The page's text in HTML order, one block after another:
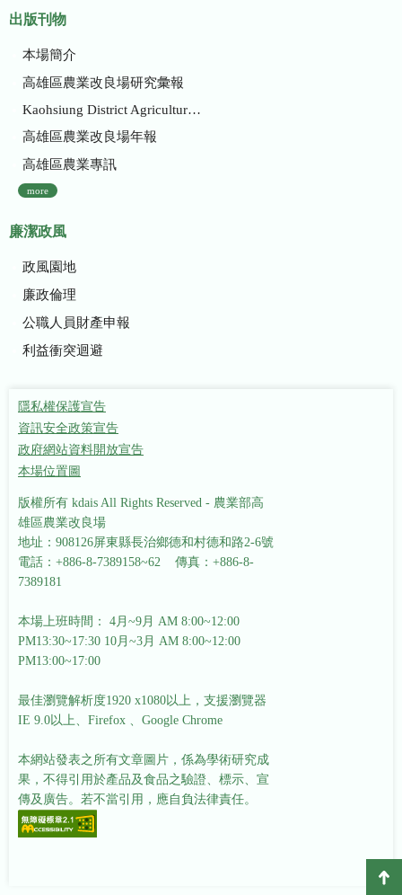
出版刊物
本場簡介
高雄區農業改良場研究彙報
Kaohsiung District Agricultural Research and Extension Station
高雄區農業改良場年報
高雄區農業專訊
more
廉潔政風
政風園地
廉政倫理
公職人員財產申報
利益衝突迴避
隱私權保護宣告
資訊安全政策宣告
政府網站資料開放宣告
本場位置圖
版權所有 kdais All Rights Reserved - 農業部高
雄區農業改良場
地址：908126屏東縣長治鄉德和村德和路2-6號
電話：+886-8-7389158~62 傳真：+886-8-
7389181
本場上班時間： 4月~9月 AM 8:00~12:00
PM13:30~17:30 10月~3月 AM 8:00~12:00
PM13:00~17:00
最佳瀏覽解析度1920 x1080以上，支援瀏覽器
IE 9.0以上、Firefox 、Google Chrome
本網站發表之所有文章圖片，係為學術研究成
果，不得引用於產品及食品之驗證、標示、宣
傳及廣告。若不當引用，應自負法律責任。